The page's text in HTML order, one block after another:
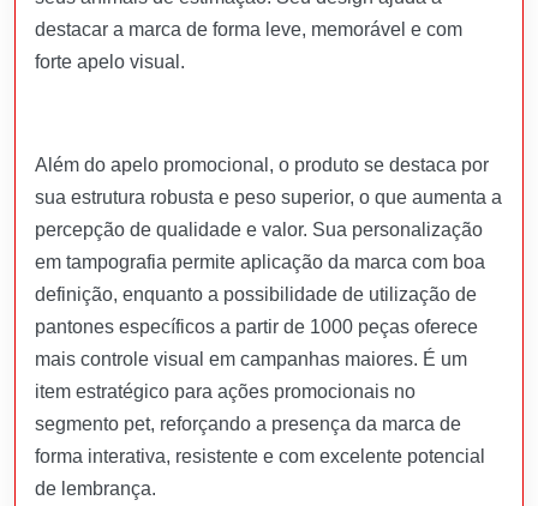
destacar a marca de forma leve, memorável e com
forte apelo visual.
Além do apelo promocional, o produto se destaca por
sua estrutura robusta e peso superior, o que aumenta a
percepção de qualidade e valor. Sua personalização
em tampografia permite aplicação da marca com boa
definição, enquanto a possibilidade de utilização de
pantones específicos a partir de 1000 peças oferece
mais controle visual em campanhas maiores. É um
item estratégico para ações promocionais no
segmento pet, reforçando a presença da marca de
forma interativa, resistente e com excelente potencial
de lembrança.